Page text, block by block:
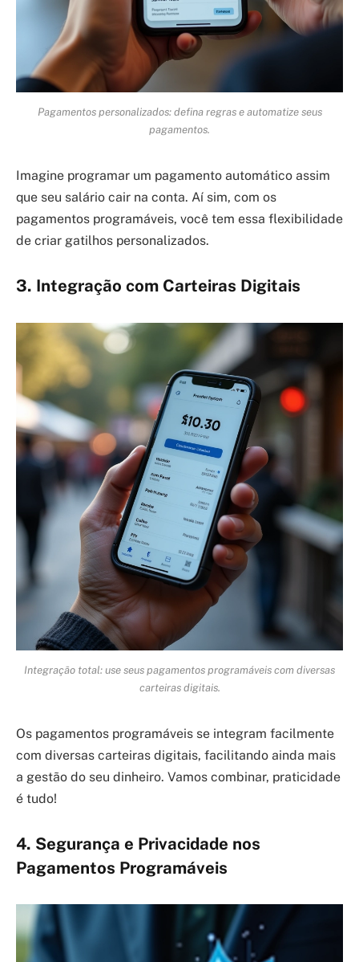
Pagamentos personalizados: defina regras e automatize seus
pagamentos.
Imagine programar um pagamento automático assim
que seu salário cair na conta. Aí sim, com os
pagamentos programáveis, você tem essa flexibilidade
de criar gatilhos personalizados.
3. Integração com Carteiras Digitais
Integração total: use seus pagamentos programáveis com diversas
carteiras digitais.
Os pagamentos programáveis se integram facilmente
com diversas carteiras digitais, facilitando ainda mais
a gestão do seu dinheiro. Vamos combinar, praticidade
é tudo!
4. Segurança e Privacidade nos
Pagamentos Programáveis